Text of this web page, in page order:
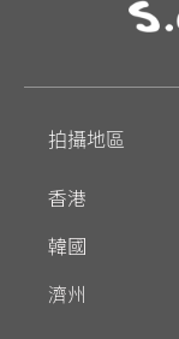
拍攝地區
香港
韓國
濟州